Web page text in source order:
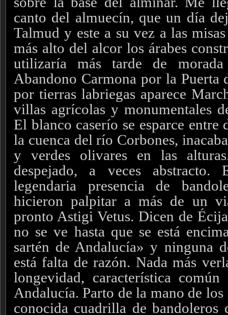
canto del almuecín, que un día
Talmud y este a su vez a las
más alto del alcor los árabes
utilizaría más tarde de
Abandono Carmona por la Puerta
por tierras labriegas aparece
villas agrícolas y monumentales
El blanco caserío se esparce entre
la cuenca del río Corbones,
y verdes olivares en las
despejado, a veces
legendaria presencia de
hicieron palpitar a más de un
pronto Astigi Vetus. Dicen de
no se ve hasta que se está
sartén de Andalucía» y ninguna
está falta de razón. Nada más
longevidad, característica
Andalucía. Parto de la mano de
conocida cuadrilla de bandoleros